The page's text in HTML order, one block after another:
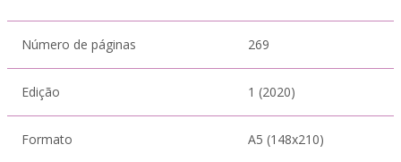
Número de páginas 269
Edição 1 (2020)
Formato A5 (148x210)